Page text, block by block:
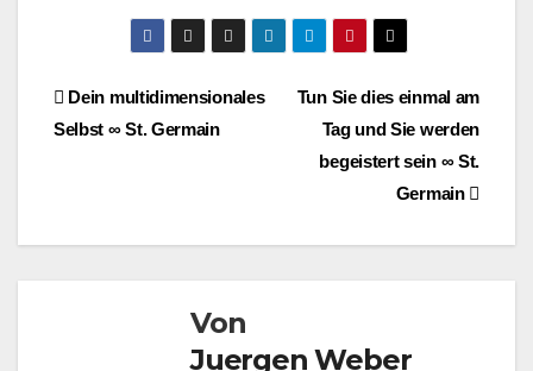
Beitragsnavigation
Tun Sie dies einmal am
Tag und Sie werden
begeistert sein ∞ St.
Germain
Dein multidimensionales
Selbst ∞ St. Germain
Von
Juergen Weber